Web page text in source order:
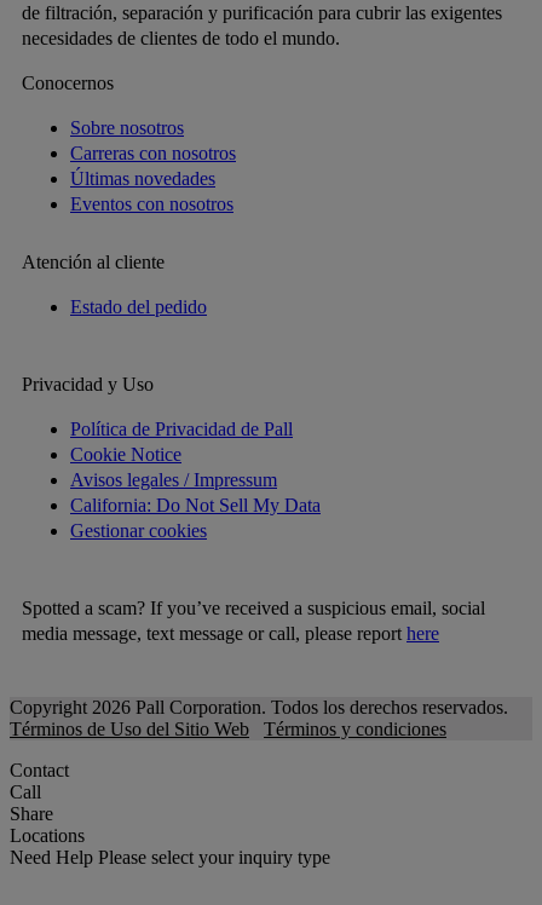
de filtración, separación y purificación para cubrir las exigentes
necesidades de clientes de todo el mundo.
Conocernos
Sobre nosotros
Carreras con nosotros
Últimas novedades
Eventos con nosotros
Atención al cliente
Estado del pedido
Privacidad y Uso
Política de Privacidad de Pall
Cookie Notice
Avisos legales / Impressum
California: Do Not Sell My Data
Gestionar cookies
Spotted a scam? If you’ve received a suspicious email, social
media message, text message or call, please report here
Copyright 2026 Pall Corporation. Todos los derechos reservados.
Términos de Uso del Sitio Web
Términos y condiciones
Contact
Call
Share
Locations
Need Help Please select your inquiry type